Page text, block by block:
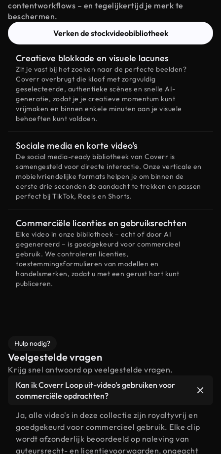
contentworkflows – en tegelijkertijd je merk te
beschermen.
Verken de stockvideobibliotheek
Creatieve blokkade en visuele lacunes
Zit je vast bij het zoeken naar de perfecte beelden?
Coverr overbrugt die kloof met zorgvuldig
geselecteerde, authentieke scènes en snelle AI-
generatie, zodat je je creatieve momentum kunt
vrijmaken en binnen enkele minuten aan je visuele
behoeften kunt voldoen.
Sociale media en korte video's
De social media-ready bibliotheek van Coverr is
samengesteld voor directe interactie. Onze verticale en
mobielvriendelijke formats helpen je om binnen de
eerste drie seconden de aandacht te trekken en passen
perfect bij TikTok, Reels en Shorts.
Commerciële licenties en gebruiksrechten
Elke video in onze bibliotheek – echt of door AI
gegenereerd – is goedgekeurd voor commercieel
gebruik. We controleren licenties,
toestemmingsformulieren van modellen en
handelsmerken, zodat u met een gerust hart kunt
publiceren.
Hulp nodig?
Veelgestelde vragen
Krijg snel antwoord op veelgestelde vragen.
Kan ik Coverr Loop uit-video's gebruiken voor
commerciële opdrachten?
Ja, alle video's in deze collectie zijn royaltyvrij en
goedgekeurd voor commercieel gebruik. Elke clip
wordt afzonderlijk beoordeeld op naleving van
auteursrecht- en licentievoorwaarden, ongeacht